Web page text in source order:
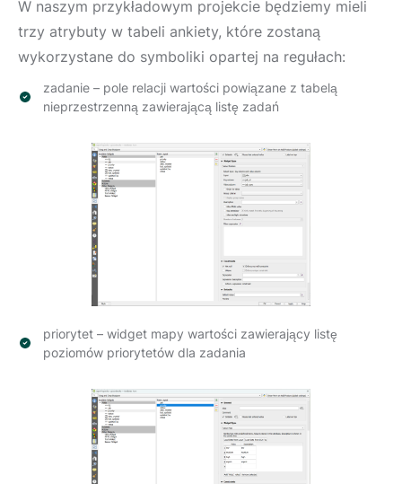
W naszym przykładowym projekcie będziemy mieli
trzy atrybuty w tabeli ankiety, które zostaną
wykorzystane do symboliki opartej na regułach:
zadanie – pole relacji wartości powiązane z tabelą
nieprzestrzenną zawierającą listę zadań
priorytet – widget mapy wartości zawierający listę
poziomów priorytetów dla zadania